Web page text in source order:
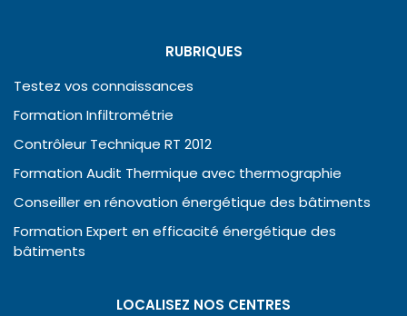
RUBRIQUES
Testez vos connaissances
Formation Infiltrométrie
Contrôleur Technique RT 2012
Formation Audit Thermique avec thermographie
Conseiller en rénovation énergétique des bâtiments
Formation Expert en efficacité énergétique des
bâtiments
LOCALISEZ NOS CENTRES